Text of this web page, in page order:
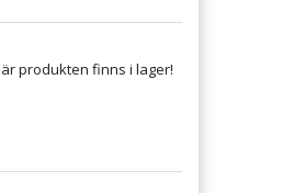
produkten finns i lager!